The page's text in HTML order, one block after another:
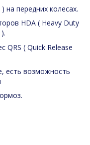
на передних колесах.
HDA ( Heavy Duty
QRS ( Quick Release
есть возможность